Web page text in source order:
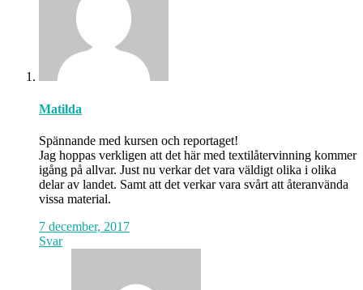
Matilda
Spännande med kursen och reportaget!
Jag hoppas verkligen att det här med textilåtervinning kommer
igång på allvar. Just nu verkar det vara väldigt olika i olika
delar av landet. Samt att det verkar vara svårt att återanvända
vissa material.
7 december, 2017
Svar